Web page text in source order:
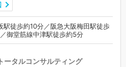
駅徒歩約10分／阪急大阪梅田駅徒歩
御堂筋線中津駅徒歩約5分
ータルコンサルティング